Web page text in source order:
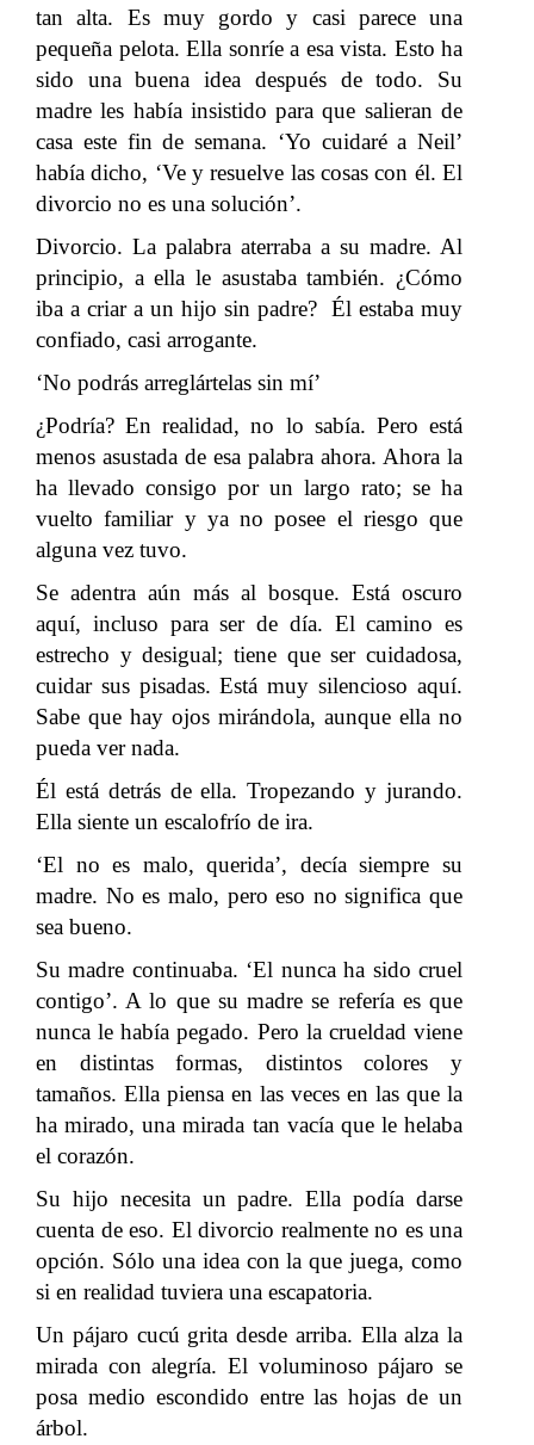
tan alta. Es muy gordo y casi parece una
pequeña pelota. Ella sonríe a esa vista. Esto ha
sido una buena idea después de todo. Su
madre les había insistido para que salieran de
casa este fin de semana. ‘Yo cuidaré a Neil’
había dicho, ‘Ve y resuelve las cosas con él. El
divorcio no es una solución’.
Divorcio. La palabra aterraba a su madre. Al
principio, a ella le asustaba también. ¿Cómo
iba a criar a un hijo sin padre? Él estaba muy
confiado, casi arrogante.
‘No podrás arreglártelas sin mí’
¿Podría? En realidad, no lo sabía. Pero está
menos asustada de esa palabra ahora. Ahora la
ha llevado consigo por un largo rato; se ha
vuelto familiar y ya no posee el riesgo que
alguna vez tuvo.
Se adentra aún más al bosque. Está oscuro
aquí, incluso para ser de día. El camino es
estrecho y desigual; tiene que ser cuidadosa,
cuidar sus pisadas. Está muy silencioso aquí.
Sabe que hay ojos mirándola, aunque ella no
pueda ver nada.
Él está detrás de ella. Tropezando y jurando.
Ella siente un escalofrío de ira.
‘El no es malo, querida’, decía siempre su
madre. No es malo, pero eso no significa que
sea bueno.
Su madre continuaba. ‘El nunca ha sido cruel
contigo’. A lo que su madre se refería es que
nunca le había pegado. Pero la crueldad viene
en distintas formas, distintos colores y
tamaños. Ella piensa en las veces en las que la
ha mirado, una mirada tan vacía que le helaba
el corazón.
Su hijo necesita un padre. Ella podía darse
cuenta de eso. El divorcio realmente no es una
opción. Sólo una idea con la que juega, como
si en realidad tuviera una escapatoria.
Un pájaro cucú grita desde arriba. Ella alza la
mirada con alegría. El voluminoso pájaro se
posa medio escondido entre las hojas de un
árbol.